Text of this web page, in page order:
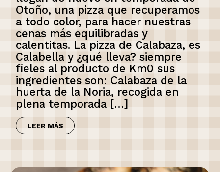
Otoño, una pizza que recuperamos
a todo color, para hacer nuestras
cenas más equilibradas y
calentitas. La pizza de Calabaza, es
Calabella y ¿qué lleva? siempre
fieles al producto de Km0 sus
ingredientes son: Calabaza de la
huerta de la Noria, recogida en
plena temporada […]
LEER MÁS